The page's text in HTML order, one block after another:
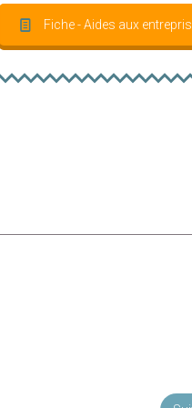
Fiche - Aides aux